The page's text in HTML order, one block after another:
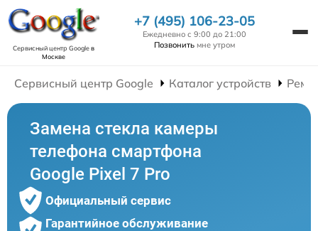
Сервисный центр Googleв
Москве
+7 (495) 106-23-05
Ежедневно с 9:00 до 21:00
Позвонить мне утром
Сервисный центр Google Каталог устройств
Замена стекла камеры
телефона смартфона
Google Pixel 7 Pro
Официальный сервис
Гарантийное обслуживание